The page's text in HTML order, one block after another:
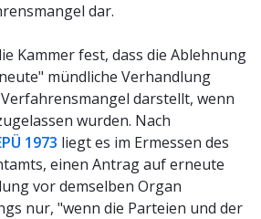
dar.
Kammer fest, dass die Ablehnung
mündliche Verhandlung
darstellt, wenn
wurden. Nach
1973 liegt es im Ermessen des
einen Antrag auf erneute
vor demselben Organ
nur, "wenn die Parteien und der